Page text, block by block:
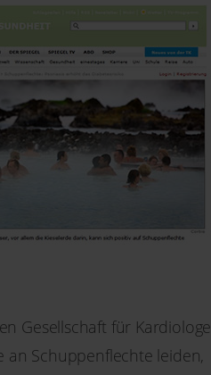
Gesellschaft für Kardiologe
an Schuppenflechte leiden,